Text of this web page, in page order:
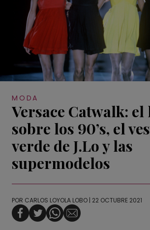
MODA
Versace Catwalk:
sobre los 90’s, el
verde de J.Lo y las
supermodelos
POR CARLOS LOYOLA LOBO | 22 OCTUBRE 2021